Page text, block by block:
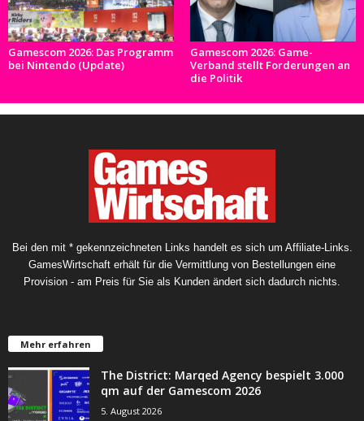
Gamescom 2026: Das Programm
bei Nintendo (Update)
Gamescom 2026: Game-
Verband stellt Forderungen an
die Politik
Bei den mit * gekennzeichneten Links handelt es sich um Affiliate-Links.
GamesWirtschaft erhält für die Vermittlung von Bestellungen eine
Provision - am Preis für Sie als Kunden ändert sich dadurch nichts.
Mehr erfahren
The District: Marqed Agency bespielt 3.000
qm auf der Gamescom 2026
5. August 2026